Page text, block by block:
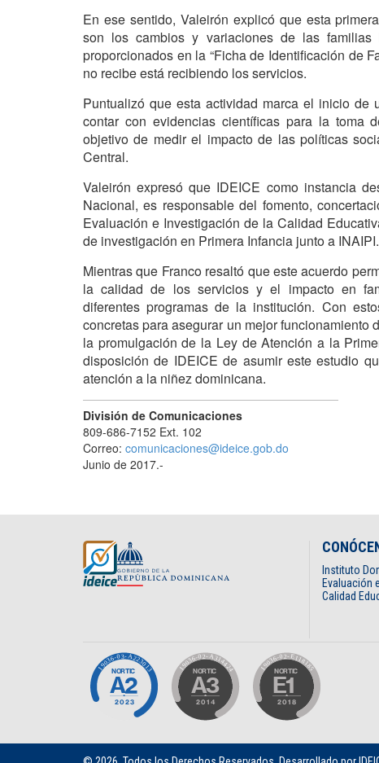
En ese sentido, Valeirón explicó que esta
son los cambios y variaciones de las
proporcionados en la “Ficha de Identificación de
no recibe está recibiendo los servicios.
Puntualizó que esta actividad marca el inicio de
contar con evidencias científicas para la toma
objetivo de medir el impacto de las políticas
Central.
Valeirón expresó que IDEICE como instancia
Nacional, es responsable del fomento,
Evaluación e Investigación de la Calidad
de investigación en Primera Infancia junto a INAIPI.
Mientras que Franco resaltó que este acuerdo
la calidad de los servicios y el impacto en
diferentes programas de la institución. Con
concretas para asegurar un mejor funcionamiento
la promulgación de la Ley de Atención a la
disposición de IDEICE de asumir este estudio
atención a la niñez dominicana.
División de Comunicaciones
809-686-7152 Ext. 102
Correo: comunicaciones@ideice.gob.do
Junio de 2017.-
Instituto
Evaluación
Calidad